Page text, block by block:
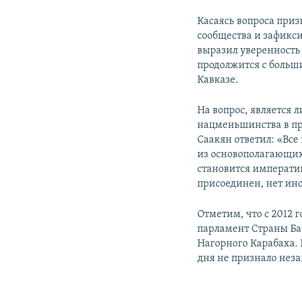
Касаясь вопроса
сообщества и
выразил
продолжится с
Кавказе.
На вопрос, является
нацменьшинства в
Саакян ответил:
из
становится
присоединен, нет
Отметим, что с 2012
парламент Страны
Нагорного
дня не признало